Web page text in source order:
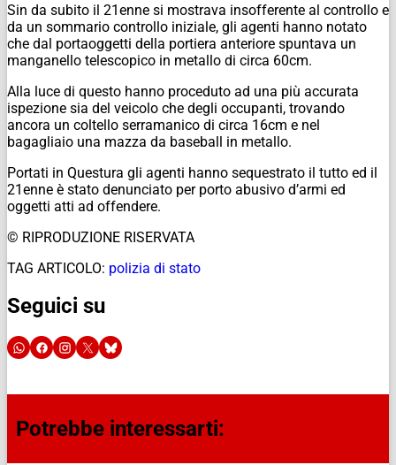
Sin da subito il 21enne si mostrava insofferente al controllo e
da un sommario controllo iniziale, gli agenti hanno notato
che dal portaoggetti della portiera anteriore spuntava un
manganello telescopico in metallo di circa 60cm.
Alla luce di questo hanno proceduto ad una più accurata
ispezione sia del veicolo che degli occupanti, trovando
ancora un coltello serramanico di circa 16cm e nel
bagagliaio una mazza da baseball in metallo.
Portati in Questura gli agenti hanno sequestrato il tutto ed il
21enne è stato denunciato per porto abusivo d’armi ed
oggetti atti ad offendere.
© RIPRODUZIONE RISERVATA
TAG ARTICOLO: polizia di stato
Seguici su
Potrebbe interessarti: